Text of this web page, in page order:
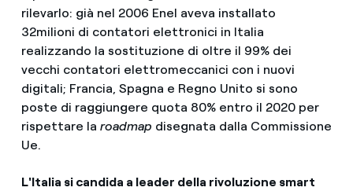
rilevarlo: già nel 2006 Enel aveva installato
32milioni di contatori elettronici in Italia
realizzando la sostituzione di oltre il 99% dei
vecchi contatori elettromeccanici con i nuovi
digitali; Francia, Spagna e Regno Unito si sono
poste di raggiungere quota 80% entro il 2020 per
rispettare la roadmap disegnata dalla Commissione
Ue.
L'Italia si candida a leader della rivoluzione smart